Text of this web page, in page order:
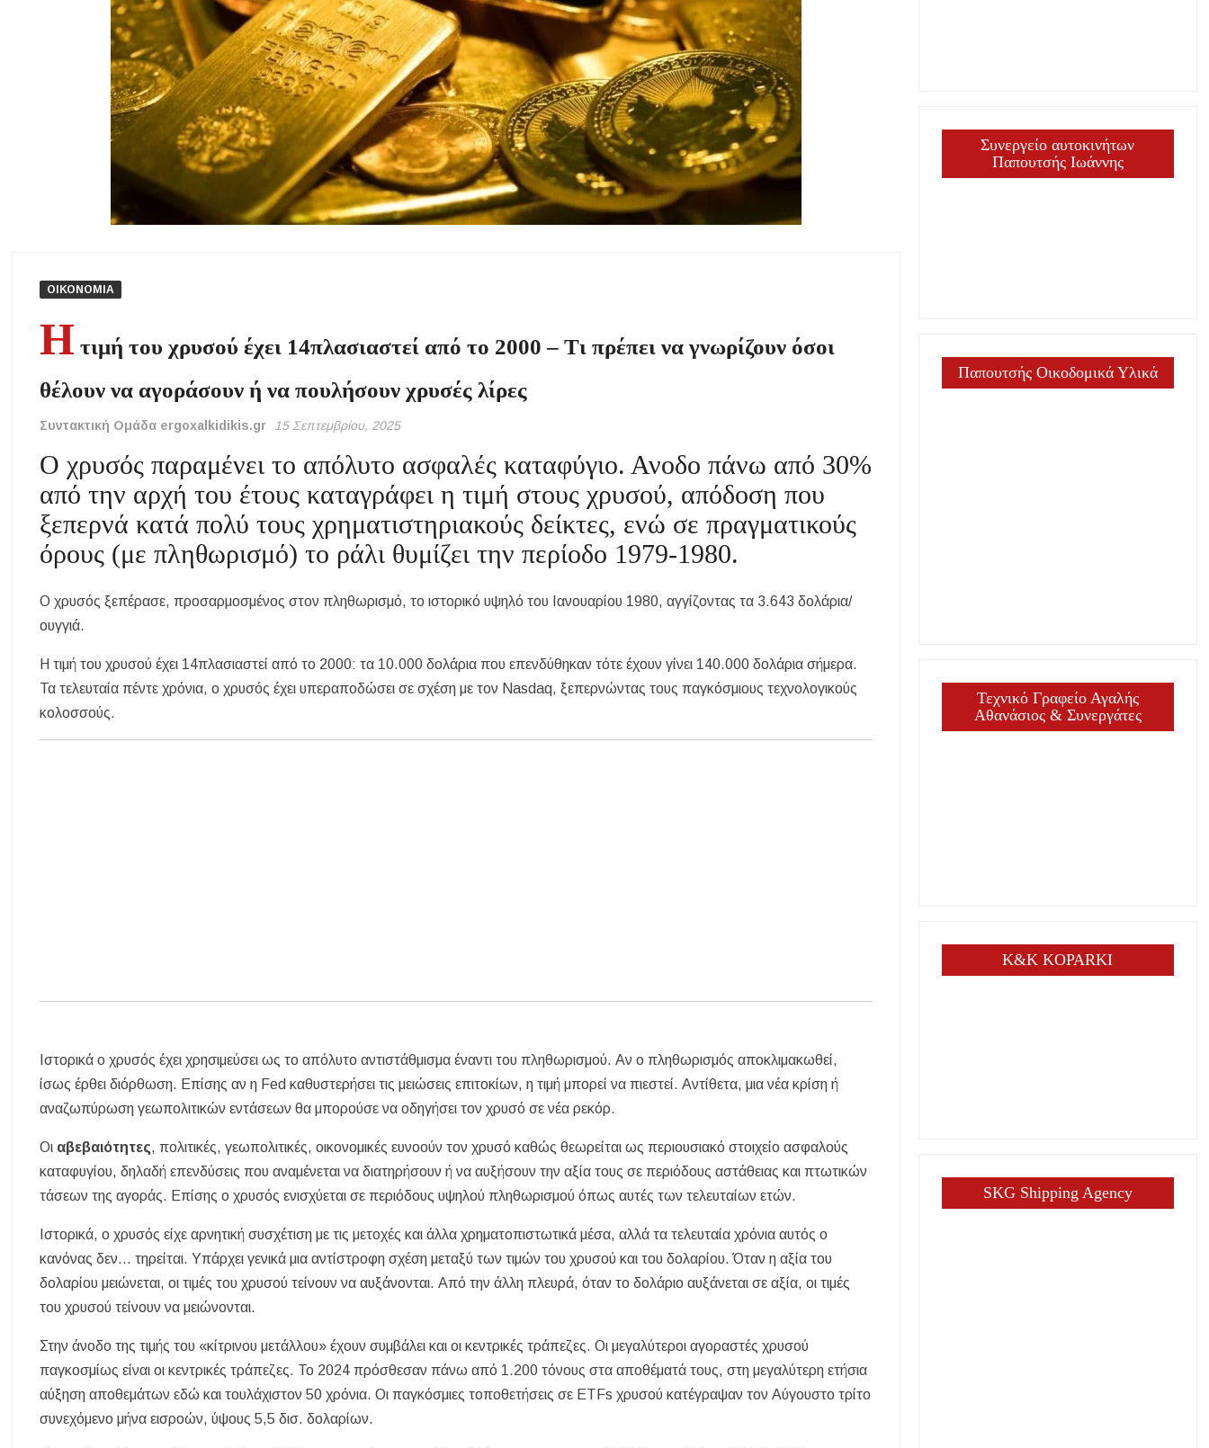
Βαριές καμπάνες για ιδιοκτήτες σκύλων χωρίς λουρί – Πρόστιμα 300 ευρώ
Έως 500€ τον μήνα για τη φροντίδα βρεφών: Ποιοι γονείς μπορούν να λάβουν voucher από τη δράση «Νταντάδες της Γειτονιάς»
Δήμος Αριστοτέλη: «Η αντιπολίτευση καταφεύγει σε κινήσεις εντυπωσιασμού και αυτοδιαψεύδεται»
Πετροκέρασα: Δράση αγωγής υγείας με έμφαση στην πρόληψη και την υγεία της γυναίκας
Καιρός: Αλλάζει το σκηνικό πριν τον Δεκαπενταύγουστο – Τι δείχνουν οι τελευταίες εκτιμήσεις
ΟΙΚΟΝΟΜΙΑ
Η τιμή του χρυσού έχει 14πλασιαστεί από το 2000 – Τι πρέπει να γνωρίζουν όσοι
θέλουν να αγοράσουν ή να πουλήσουν χρυσές λίρες
Συντακτική Ομάδα ergoxalkidikis.gr 15 Σεπτεμβρίου, 2025
Ο χρυσός παραμένει το απόλυτο ασφαλές καταφύγιο. Ανοδο πάνω από 30%
από την αρχή του έτους καταγράφει η τιμή στους χρυσού, απόδοση που
ξεπερνά κατά πολύ τους χρηματιστηριακούς δείκτες, ενώ σε πραγματικούς
όρους (με πληθωρισμό) το ράλι θυμίζει την περίοδο 1979-1980.
Ο χρυσός ξεπέρασε, προσαρμοσμένος στον πληθωρισμό, το ιστορικό υψηλό του Ιανουαρίου 1980, αγγίζοντας τα 3.643 δολάρια/
ουγγιά.
Η τιμή του χρυσού έχει 14πλασιαστεί από το 2000: τα 10.000 δολάρια που επενδύθηκαν τότε έχουν γίνει 140.000 δολάρια σήμερα.
Τα τελευταία πέντε χρόνια, ο χρυσός έχει υπεραποδώσει σε σχέση με τον Nasdaq, ξεπερνώντας τους παγκόσμιους τεχνολογικούς
κολοσσούς.
Ιστορικά ο χρυσός έχει χρησιμεύσει ως το απόλυτο αντιστάθμισμα έναντι του πληθωρισμού. Αν ο πληθωρισμός αποκλιμακωθεί,
ίσως έρθει διόρθωση. Επίσης αν η Fed καθυστερήσει τις μειώσεις επιτοκίων, η τιμή μπορεί να πιεστεί. Αντίθετα, μια νέα κρίση ή
αναζωπύρωση γεωπολιτικών εντάσεων θα μπορούσε να οδηγήσει τον χρυσό σε νέα ρεκόρ.
Οι αβεβαιότητες, πολιτικές, γεωπολιτικές, οικονομικές ευνοούν τον χρυσό καθώς θεωρείται ως περιουσιακό στοιχείο ασφαλούς
καταφυγίου, δηλαδή επενδύσεις που αναμένεται να διατηρήσουν ή να αυξήσουν την αξία τους σε περιόδους αστάθειας και πτωτικών
τάσεων της αγοράς. Επίσης ο χρυσός ενισχύεται σε περιόδους υψηλού πληθωρισμού όπως αυτές των τελευταίων ετών.
Ιστορικά, ο χρυσός είχε αρνητική συσχέτιση με τις μετοχές και άλλα χρηματοπιστωτικά μέσα, αλλά τα τελευταία χρόνια αυτός ο
κανόνας δεν… τηρείται. Υπάρχει γενικά μια αντίστροφη σχέση μεταξύ των τιμών του χρυσού και του δολαρίου. Όταν η αξία του
δολαρίου μειώνεται, οι τιμές του χρυσού τείνουν να αυξάνονται. Από την άλλη πλευρά, όταν το δολάριο αυξάνεται σε αξία, οι τιμές
του χρυσού τείνουν να μειώνονται.
Στην άνοδο της τιμής του «κίτρινου μετάλλου» έχουν συμβάλει και οι κεντρικές τράπεζες. Οι μεγαλύτεροι αγοραστές χρυσού
παγκοσμίως είναι οι κεντρικές τράπεζες. Το 2024 πρόσθεσαν πάνω από 1.200 τόνους στα αποθέματά τους, στη μεγαλύτερη ετήσια
αύξηση αποθεμάτων εδώ και τουλάχιστον 50 χρόνια. Οι παγκόσμιες τοποθετήσεις σε ETFs χρυσού κατέγραψαν τον Αύγουστο τρίτο
συνεχόμενο μήνα εισροών, ύψους 5,5 δισ. δολαρίων.
Συνεργείο αυτοκινήτων
Παπουτσής Ιωάννης
Παπουτσής Οικοδομικά Υλικά
Τεχνικό Γραφείο Αγαλής
Αθανάσιος & Συνεργάτες
K&K KOPARKI
SKG Shipping Agency